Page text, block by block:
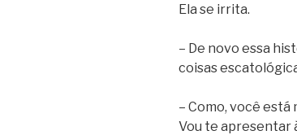
Ela se irrita.
– De novo essa
coisas
– Como, você está
Vou te apresentar